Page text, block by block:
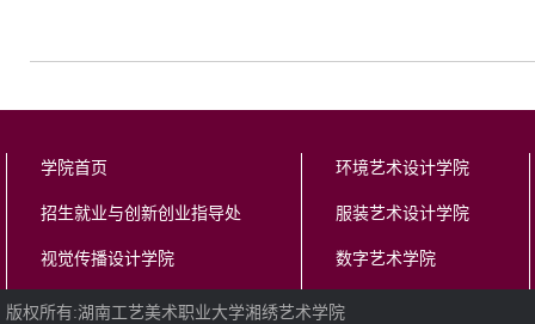
学院首页
招生就业与创新创业指导处
视觉传播设计学院
环境艺术设计学院
服装艺术设计学院
数字艺术学院
版权所有:湖南工艺美术职业大学湘绣艺术学院